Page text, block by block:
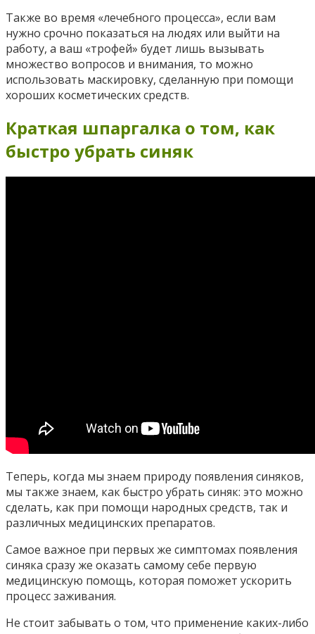
Также во время «лечебного процесса», если вам
нужно срочно показаться на людях или выйти на
работу, а ваш «трофей» будет лишь вызывать
множество вопросов и внимания, то можно
использовать маскировку, сделанную при помощи
хороших косметических средств.
Краткая шпаргалка о том, как
быстро убрать синяк
Теперь, когда мы знаем природу появления синяков,
мы также знаем, как быстро убрать синяк: это можно
сделать, как при помощи народных средств, так и
различных медицинских препаратов.
Самое важное при первых же симптомах появления
синяка сразу же оказать самому себе первую
медицинскую помощь, которая поможет ускорить
процесс заживания.
Не стоит забывать о том, что применение каких-либо